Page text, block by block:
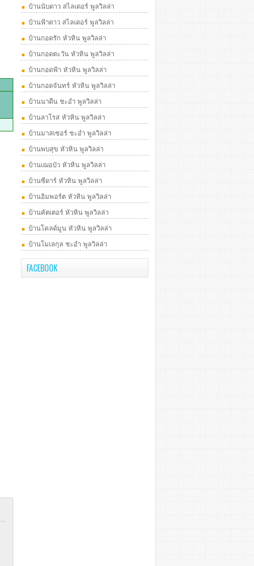
บ้านนับดาว สไลเดอร์ พูลวิลล่า
บ้านฟ้าดาว สไลเดอร์ พูลวิลล่า
บ้านกอดรัก หัวหิน พูลวิลล่า
บ้านกอดตะวัน หัวหิน พูลวิลล่า
บ้านกอดฟ้า หัวหิน พูลวิลล่า
บ้านกอดจันทร์ หัวหิน พูลวิลล่า
บ้านนาดีน ชะอำ พูลวิลล่า
บ้านลาโรส หัวหิน พูลวิลล่า
บ้านมาสเซอร์ ชะอำ พูลวิลล่า
บ้านพบสุข หัวหิน พูลวิลล่า
บ้านเฌอบัว หัวหิน พูลวิลล่า
บ้านซีดาร์ หัวหิน พูลวิลล่า
บ้านอิมพอร์ต หัวหิน พูลวิลล่า
บ้านคัตเตอร์ หัวหิน พูลวิลล่า
บ้านโคลด์มูน หัวหิน พูลวิลล่า
บ้านโมเลกุล ชะอำ พูลวิลล่า
FACEBOOK